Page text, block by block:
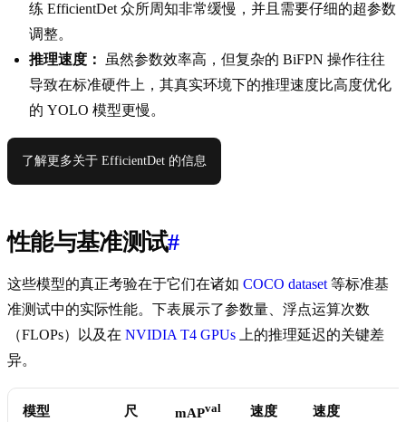
练 EfficientDet 众所周知非常缓慢，并且需要仔细的超参数
调整。
推理速度：
虽然参数效率高，但复杂的 BiFPN 操作往往
导致在标准硬件上，其真实环境下的推理速度比高度优化
的 YOLO 模型更慢。
了解更多关于 EfficientDet 的信息
性能与基准测试#
这些模型的真正考验在于它们在诸如 COCO dataset 等标准基
准测试中的实际性能。下表展示了参数量、浮点运算次数
（FLOPs）以及在 NVIDIA T4 GPUs 上的推理延迟的关键差
异。
模型
尺
mAPval
速度 速度